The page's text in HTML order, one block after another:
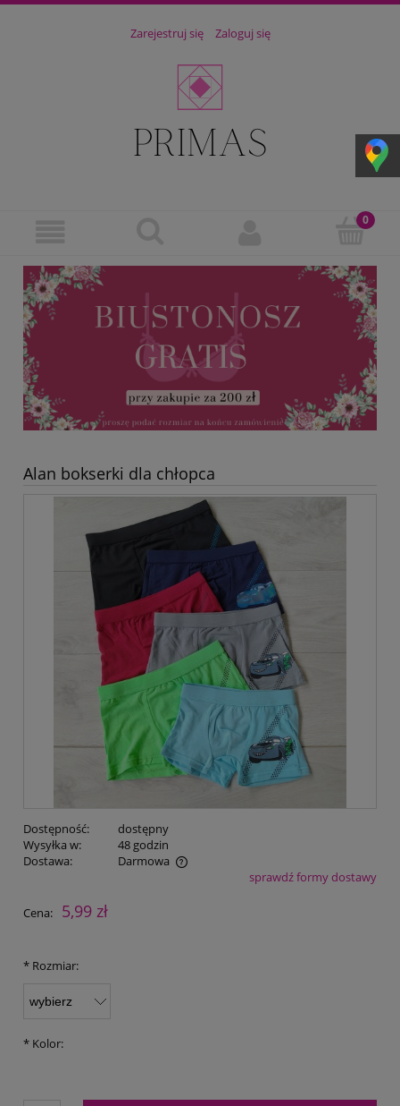
Zarejestruj się Zaloguj się
Alan bokserki dla chłopca
Dostępność:
dostępny
Wysyłka w:
48 godzin
Dostawa:
Darmowa
Cena nie zawiera ewentualnych kosztów płatnościsprawdź formy dostawy
Cena: 5,99 zł
* Rozmiar:
* Kolor: